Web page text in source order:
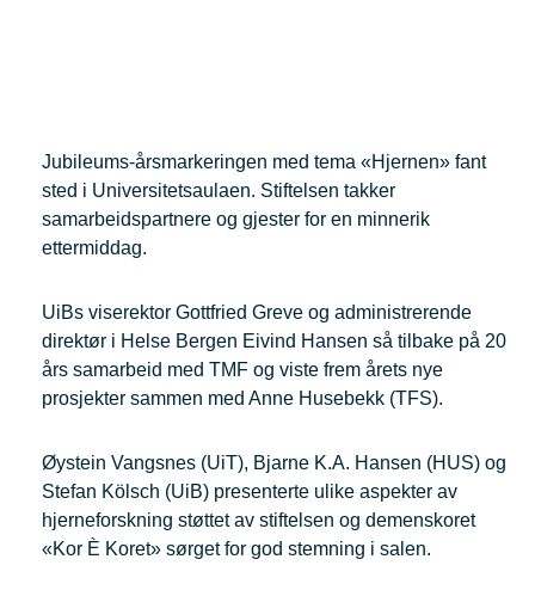
Jubileums-årsmarkeringen med tema «Hjernen» fant
sted i Universitetsaulaen. Stiftelsen takker
samarbeidspartnere og gjester for en minnerik
ettermiddag.
UiBs viserektor Gottfried Greve og administrerende
direktør i Helse Bergen Eivind Hansen så tilbake på 20
års samarbeid med TMF og viste frem årets nye
prosjekter sammen med Anne Husebekk (TFS).
Øystein Vangsnes (UiT), Bjarne K.A. Hansen (HUS) og
Stefan Kölsch (UiB) presenterte ulike aspekter av
hjerneforskning støttet av stiftelsen og demenskoret
«Kor È Koret» sørget for god stemning i salen.